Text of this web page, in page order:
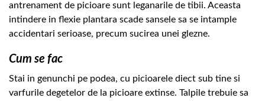
antrenament de picioare sunt leganarile de tibii. Aceasta
intindere in flexie plantara scade sansele sa se intample
accidentari serioase, precum sucirea unei glezne.
Cum se fac
Stai in genunchi pe podea, cu picioarele diect sub tine si
varfurile degetelor de la picioare extinse. Talpile trebuie sa